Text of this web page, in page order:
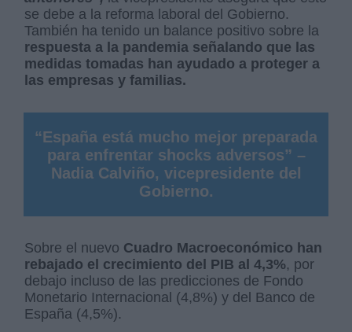
se debe a la reforma laboral del Gobierno.
También ha tenido un balance positivo sobre la
respuesta a la pandemia señalando que las
medidas tomadas han ayudado a proteger a
las empresas y familias.
“España está mucho mejor preparada
para enfrentar shocks adversos” –
Nadia Calviño, vicepresidente del
Gobierno.
Sobre el nuevo Cuadro Macroeconómico han
rebajado el crecimiento del PIB al 4,3%, por
debajo incluso de las predicciones de Fondo
Monetario Internacional (4,8%) y del Banco de
España (4,5%).